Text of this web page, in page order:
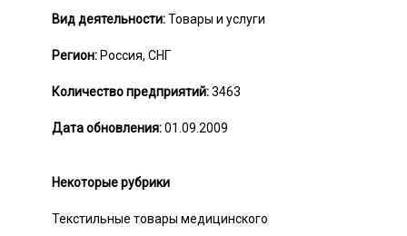
Вид деятельности:Товары и услуги
Регион: Россия, СНГ
Количество предприятий:3463
Дата обновления:01.09.2009
Некоторые рубрики
Текстильные товары медицинского